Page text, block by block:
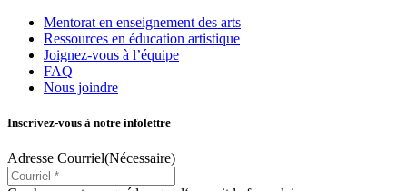
Mentorat en enseignement des arts
Ressources en éducation artistique
Joignez-vous à l’équipe
FAQ
Nous joindre
Inscrivez-vous à notre infolettre
Adresse Courriel(Nécessaire)